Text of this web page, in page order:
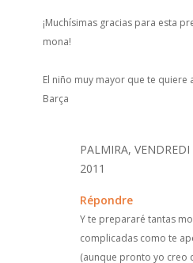
¡Muchísimas gracias para esta
mona!
El niño muy mayor que te quiere
Barça
PALMIRA,
2011
Répondre
Y te prepararé tantas
complicadas como te
(aunque pronto yo creo